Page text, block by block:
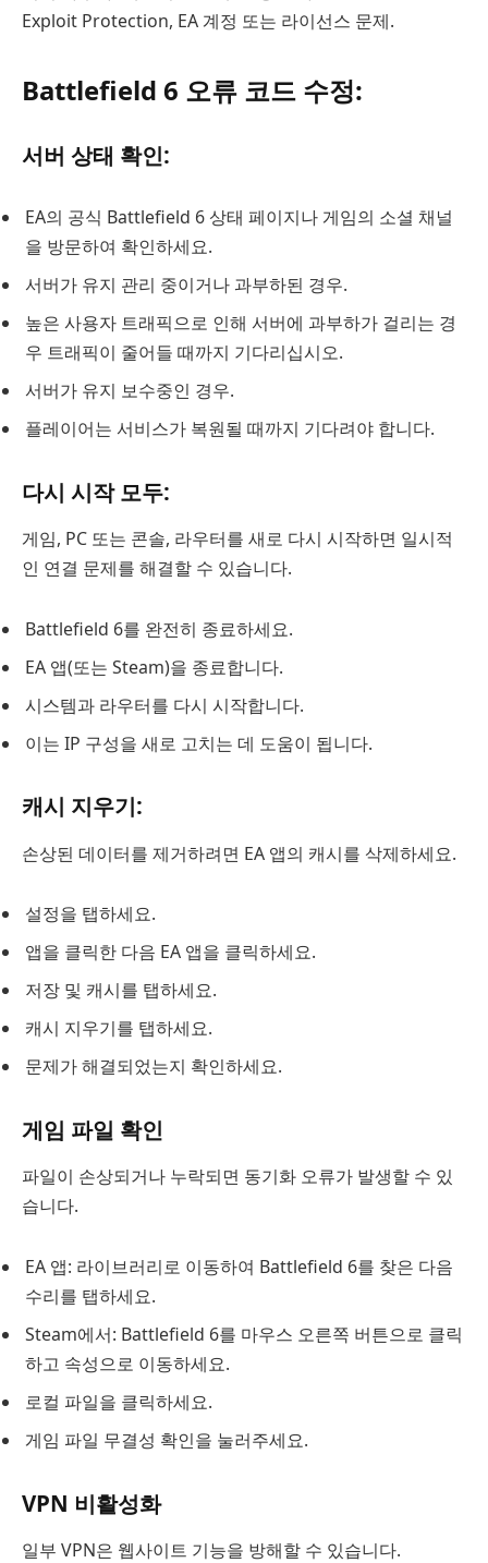
Exploit Protection, EA 계정 또는 라이선스 문제.
Battlefield 6 오류 코드 수정:
서버 상태 확인:
EA의 공식 Battlefield 6 상태 페이지나 게임의 소셜 채널
을 방문하여 확인하세요.
서버가 유지 관리 중이거나 과부하된 경우.
높은 사용자 트래픽으로 인해 서버에 과부하가 걸리는 경
우 트래픽이 줄어들 때까지 기다리십시오.
서버가 유지 보수중인 경우.
플레이어는 서비스가 복원될 때까지 기다려야 합니다.
다시 시작 모두:
게임, PC 또는 콘솔, 라우터를 새로 다시 시작하면 일시적
인 연결 문제를 해결할 수 있습니다.
Battlefield 6를 완전히 종료하세요.
EA 앱(또는 Steam)을 종료합니다.
시스템과 라우터를 다시 시작합니다.
이는 IP 구성을 새로 고치는 데 도움이 됩니다.
캐시 지우기:
손상된 데이터를 제거하려면 EA 앱의 캐시를 삭제하세요.
설정을 탭하세요.
앱을 클릭한 다음 EA 앱을 클릭하세요.
저장 및 캐시를 탭하세요.
캐시 지우기를 탭하세요.
문제가 해결되었는지 확인하세요.
게임 파일 확인
파일이 손상되거나 누락되면 동기화 오류가 발생할 수 있
습니다.
EA 앱: 라이브러리로 이동하여 Battlefield 6를 찾은 다음
수리를 탭하세요.
Steam에서: Battlefield 6를 마우스 오른쪽 버튼으로 클릭
하고 속성으로 이동하세요.
로컬 파일을 클릭하세요.
게임 파일 무결성 확인을 눌러주세요.
VPN 비활성화
일부 VPN은 웹사이트 기능을 방해할 수 있습니다.